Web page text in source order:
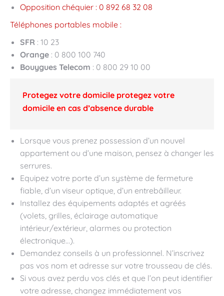
Opposition chéquier : 0 892 68 32 08
Téléphones portables mobile :
SFR : 10 23
Orange : 0 800 100 740
Bouygues Telecom : 0 800 29 10 00
Protegez votre domicile protegez votre
domicile en cas d’absence durable
Lorsque vous prenez possession d’un nouvel
appartement ou d’une maison, pensez à changer les
serrures.
Equipez votre porte d’un système de fermeture
fiable, d’un viseur optique, d’un entrebâilleur.
Installez des équipements adaptés et agréés
(volets, grilles, éclairage automatique
intérieur/extérieur, alarmes ou protection
électronique…).
Demandez conseils à un professionnel. N’inscrivez
pas vos nom et adresse sur votre trousseau de clés.
Si vous avez perdu vos clés et que l’on peut identifier
votre adresse, changez immédiatement vos